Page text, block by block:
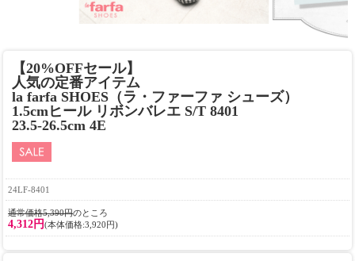
【20%OFFセール】
人気の定番アイテム
la farfa SHOES（ラ・ファーファ シューズ）
1.5cmヒール リボンバレエ S/T 8401
23.5-26.5cm 4E
24LF-8401
通常価格5,390円のところ
4,312円(本体価格:3,920円)